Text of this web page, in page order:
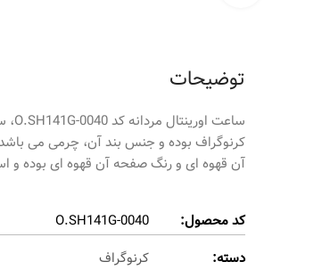
توضیحات
کرنوگراف بوده و جنس بند آن، چرمی می
آن قهوه ای و رنگ صفحه آن قهوه ای بوده و
کد محصول:
O.SH141G-0040
دسته:
کرنوگراف